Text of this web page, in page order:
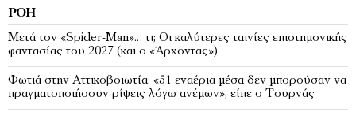
ΡΟΉ
Μετά τον «Spider-Man»… τι; Oι καλύτερες ταινίες επιστημονικής
φαντασίας του 2027 (και ο «Άρχοντας»)
Φωτιά στην Αττικοβοιωτία: «51 εναέρια μέσα δεν μπορούσαν να
πραγματοποιήσουν ρίψεις λόγω ανέμων», είπε ο Τουρνάς